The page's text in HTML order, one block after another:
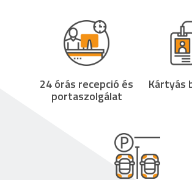
24 órás recepció és
portaszolgálat
Kártyás